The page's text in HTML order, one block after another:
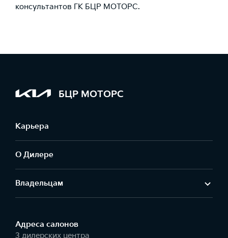
консультантов ГК БЦР МОТОРС.
БЦР МОТОРС
Карьера
О Дилере
Владельцам
Адреса салонов
3 дилерских центра